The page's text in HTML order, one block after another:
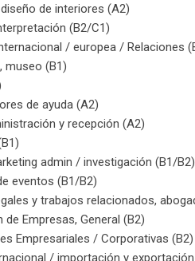
de interiores (A2)
(B2/C1)
/ europea / Relaciones
museo (B1)
de ayuda (A2)
y recepción (A2)
admin / investigación (B1/B2)
eventos (B1/B2)
y trabajos relacionados,
Empresas, General (B2)
Empresariales / Corporativas (B2)
/ importación y exportación